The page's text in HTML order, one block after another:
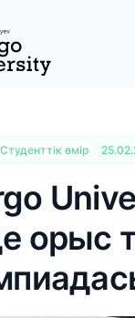
Студенттік өмір
орыс